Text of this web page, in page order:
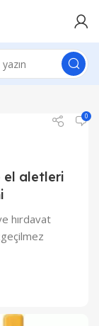
0
el aletleri
hırdavat